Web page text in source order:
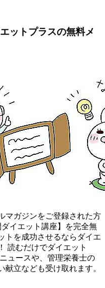
ットプラスの無料メ
マガジンをご登録された方
イエット講座】を完全無
トを成功させるならダイエ
読むだけでダイエット
ュースや、管理栄養士の
立なども受け取れます。